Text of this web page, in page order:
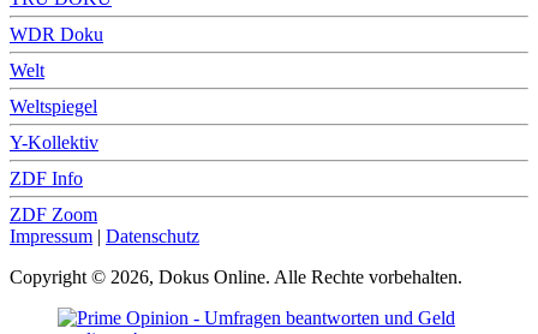
WDR Doku
Welt
Weltspiegel
Y-Kollektiv
ZDF Info
ZDF Zoom
Impressum | Datenschutz
Copyright © 2026, Dokus Online. Alle Rechte vorbehalten.